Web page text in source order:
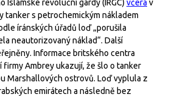
Islamské revoluční gardy (IRGC) včera v
tanker s petrochemickým nákladem
íránských úřadů loď „porušila
neautorizovaný náklad“. Další
Informace britského centra
Ambrey ukazují, že šlo o tanker
Marshallových ostrovů. Loď vyplula z
emirátech a následně bez